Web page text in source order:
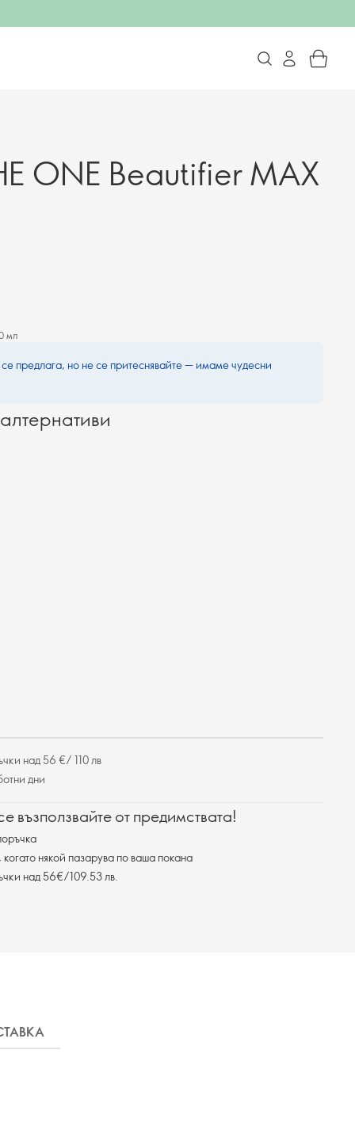
ONE Beautifier MAX
мл
предлага, но не се притеснявайте — имаме чудесни
над 56 €/ 110 лв
дни
възползвайте от предимствата!
когато някой пазарува по ваша покана
над 56€/109.53 лв.